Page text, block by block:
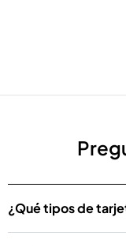
¿Qué tipos de